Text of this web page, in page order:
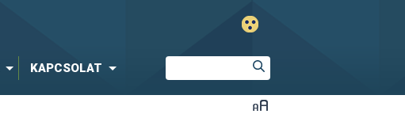
KAPCSOLAT